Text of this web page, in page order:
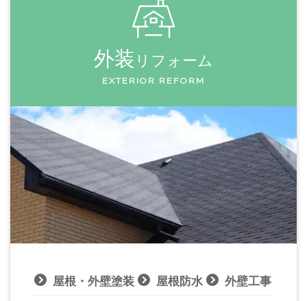
外装 リフォーム
EXTERIOR REFORM
屋根・外壁塗装 屋根防水 外壁工事